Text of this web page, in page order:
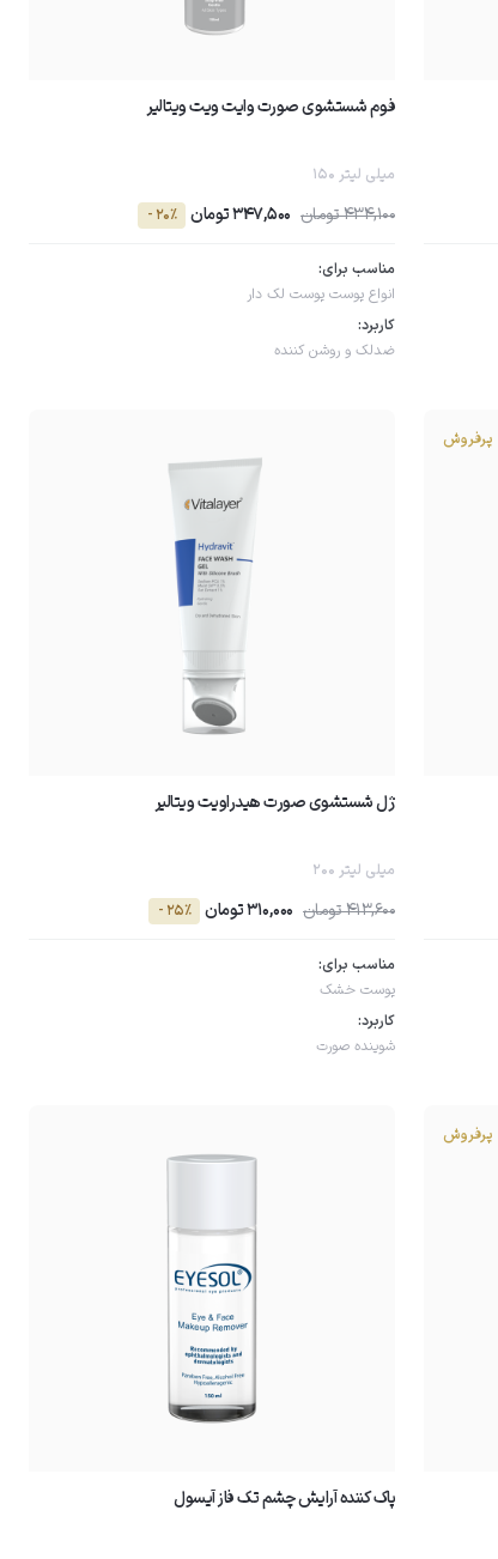
فوم شستشوی صورت وایت ویت ویتالیر
150 میلی لیتر
434,100 تومان 347,500 تومان - 20٪
مناسب برای:
انواع پوست پوست لک دار
کاربرد:
ضدلک و روشن کننده
پرفروش
ژل شستشوى صورت هیدراویت ویتالیر
200 میلی لیتر
413,600 تومان 310,000 تومان - 25٪
مناسب برای:
پوست خشک
کاربرد:
شوینده صورت
پرفروش
پاک کننده آرایش چشم تک فاز آیسول